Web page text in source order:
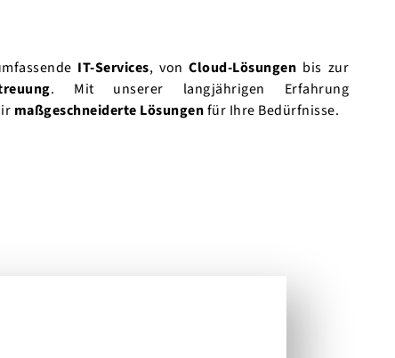
IT-Services, vonCloud-Lösungen bis zur
. Mit unserer langjährigen Erfahrung
maß­geschnei­derte Lösungenfür Ihre Bedürfnisse.